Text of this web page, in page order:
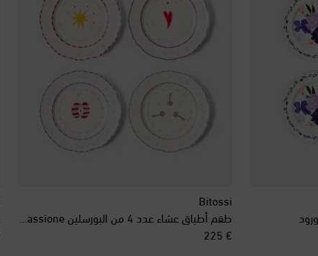
Bitossi
طقم أطباق عشاء عدد 4 من البورسلين Il Frutto della Passione
€ 225
original price